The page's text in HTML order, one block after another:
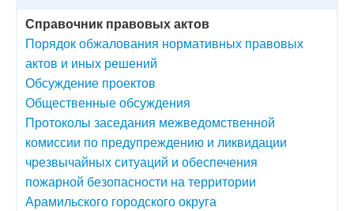
Справочник правовых актов
Порядок обжалования нормативных правовых
актов и иных решений
Обсуждение проектов
Общественные обсуждения
Протоколы заседания межведомственной
комиссии по предупреждению и ликвидации
чрезвычайных ситуаций и обеспечения
пожарной безопасности на территории
Арамильского городского округа